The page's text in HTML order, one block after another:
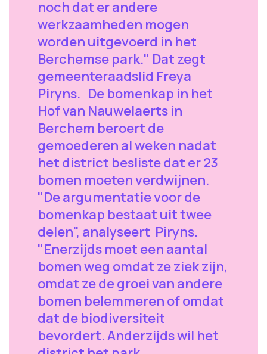
noch dat er andere
werkzaamheden mogen
worden uitgevoerd in het
Berchemse park." Dat zegt
gemeenteraadslid Freya
Piryns. De bomenkap in het
Hof van Nauwelaerts in
Berchem beroert de
gemoederen al weken nadat
het district besliste dat er 23
bomen moeten verdwijnen.
"De argumentatie voor de
bomenkap bestaat uit twee
delen", analyseert Piryns.
"Enerzijds moet een aantal
bomen weg omdat ze ziek zijn,
omdat ze de groei van andere
bomen belemmeren of omdat
dat de biodiversiteit
bevordert. Anderzijds wil het